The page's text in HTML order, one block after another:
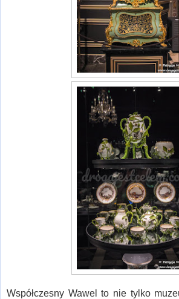
Współczesny Wawel to nie tylko